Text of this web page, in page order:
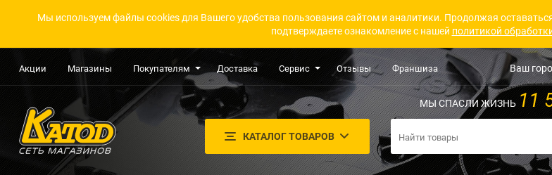
Мы используем файлы cookies для Вашего удобства пользования сайтом и аналитики. Продолжая
подтверждаете ознакомление с нашей политикой
Акции Магазины Покупателям Доставка Сервис Отзывы Франшиза Ваш
КАТАЛОГ ТОВАРОВ
МЫ СПАСЛИ ЖИЗНЬ 11